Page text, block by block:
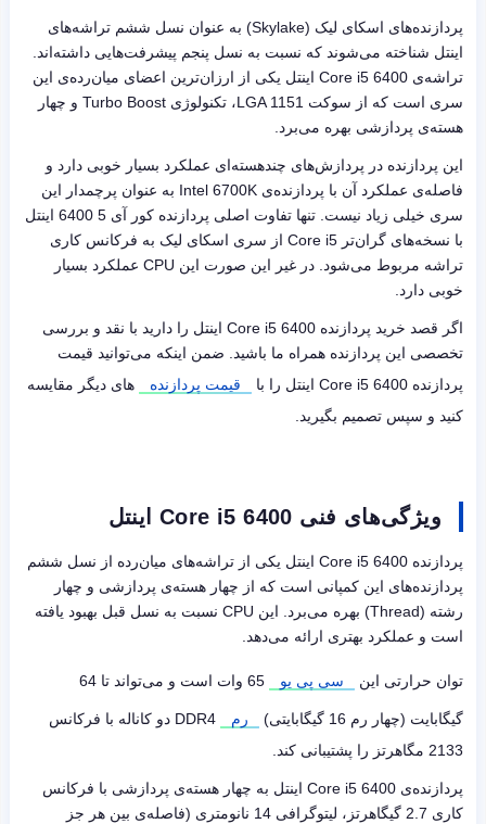
پردازنده‌های اسکای لیک (Skylake) به عنوان نسل ششم تراشه‌های
اینتل شناخته می‌شوند که نسبت به نسل پنجم پیشرفت‌هایی داشته‌اند.
تراشه‌ی Core i5 6400 اینتل یکی از ارزان‌ترین اعضای میان‌رده‌ی این
سری است که از سوکت LGA 1151، تکنولوژی Turbo Boost و چهار
هسته‌ی پردازشی بهره می‌برد.
این پردازنده در پردازش‌های چندهسته‌ای عملکرد بسیار خوبی دارد و
فاصله‌ی عملکرد آن با پردازنده‌ی Intel 6700K به عنوان پرچمدار این
سری خیلی زیاد نیست. تنها تفاوت اصلی پردازنده‌ کور آی 5 6400 اینتل
با نسخه‌های گران‌تر Core i5 از سری اسکای لیک به فرکانس کاری
تراشه مربوط می‌شود. در غیر این صورت این CPU عملکرد بسیار
خوبی دارد.
اگر قصد خرید پردازنده‌ Core i5 6400 اینتل را دارید با نقد و بررسی
تخصصی این پردازنده همراه ما باشید. ضمن اینکه می‌توانید قیمت
پردازنده Core i5 6400 اینتل را با قیمت پردازنده
های دیگر مقایسه
کنید و سپس تصمیم بگیرید.
ویژگی‌های فنی Core i5 6400 اینتل
پردازنده‌ Core i5 6400 اینتل یکی از تراشه‌های میان‌رده‌ از نسل ششم
پردازنده‌های این کمپانی است که از چهار هسته‌ی پردازشی و چهار
رشته (Thread) بهره می‌برد. این CPU نسبت به نسل قبل بهبود یافته
است و عملکرد بهتری ارائه می‌دهد.
توان حرارتی این سی پی یو 65 وات است و می‌تواند تا 64
گیگابایت (چهار رم 16 گیگابایتی) رم DDR4 دو کاناله با فرکانس
2133 مگاهرتز را پشتیبانی کند.
پردازنده‌ی Core i5 6400 اینتل به چهار هسته‌ی پردازشی با فرکانس
کاری 2.7 گیگاهرتز، لیتوگرافی 14 نانومتری (فاصله‌ی بین هر جز